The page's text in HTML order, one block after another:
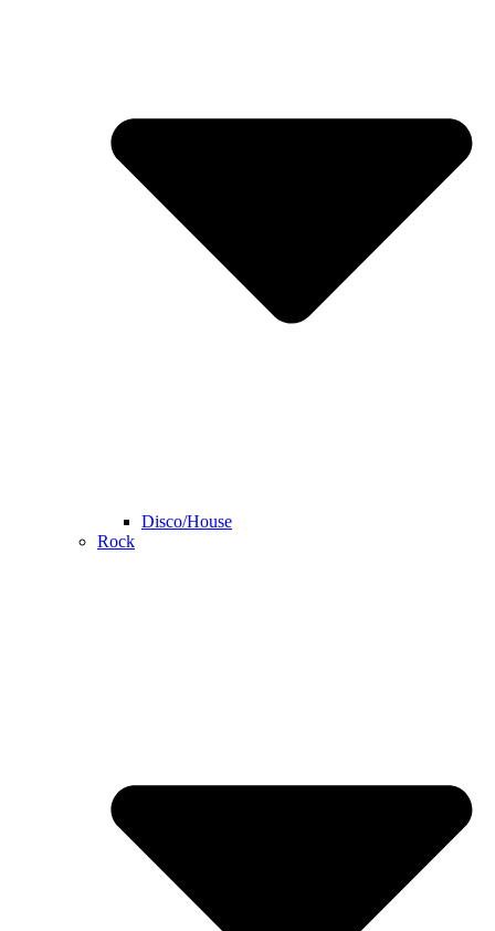
Disco/House
Rock